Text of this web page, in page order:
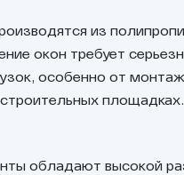
из
окон требует
особенно от
площадках.
обладают высокой